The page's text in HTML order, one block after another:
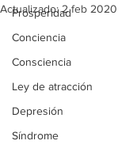
Prosperidad
Conciencia
Consciencia
Ley de atracción
Depresión
Síndrome
Actualizado:2 feb 2020